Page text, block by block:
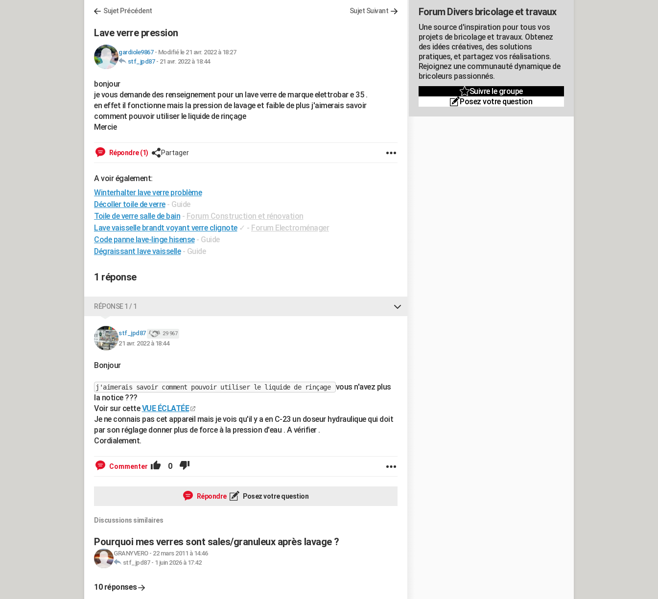
Sujet Précédent Sujet Suivant
Lave verre pression
gardiole9867- Modifié le 21 avr. 2022 à 18:27
stf_jpd87- 21 avr. 2022 à 18:44
bonjour
je vous demande des renseignement pour un lave verre de marque elettrobar e 35 .
en effet il fonctionne mais la pression de lavage et faible de plus j'aimerais savoir
comment pouvoir utiliser le liquide de rinçage
Mercie
Répondre (1) Partager
A voir également:
Winterhalter lave verre problème
Décoller toile de verre - Guide
Toile de verre salle de bain - Forum Construction et rénovation
Lave vaisselle brandt voyant verre clignote ✓ - Forum Electroménager
Code panne lave-linge hisense - Guide
Dégraissant lave vaisselle - Guide
1 réponse
RÉPONSE 1 / 1
stf_jpd87 29 967
21 avr. 2022 à 18:44
Bonjour
j'aimerais savoir comment pouvoir utiliser le liquide de rinçage
vous n'avez plus
la notice ???
Voir sur cetteVUE ÉCLATÉE
Je ne connais pas cet appareil mais je vois qu'il y a en C-23 un doseur hydraulique qui doit
par son réglage donner plus de force à la pression d'eau . A vérifier .
Cordialement.
Commenter 0
Répondre Posez votre question
Discussions similaires
Pourquoi mes verres sont sales/granuleux après lavage ?
GRANYVERO- 22 mars 2011 à 14:46
stf_jpd87- 1 juin 2026 à 17:42
10 réponses
Forum Divers bricolage et travaux
Une source d'inspiration pour tous vos
projets de bricolage et travaux. Obtenez
des idées créatives, des solutions
pratiques, et partagez vos réalisations.
Rejoignez une communauté dynamique de
bricoleurs passionnés.
Suivre le groupe
Posez votre question